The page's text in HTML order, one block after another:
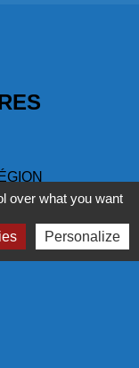
over what you want
Personalize